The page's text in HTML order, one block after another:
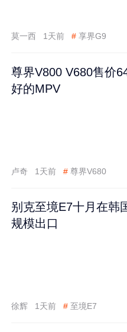
莫一西 1天前 # 享界G9
尊界V800 V680售价
好的MPV
卢奇 1天前 # 尊界V680
别克至境E7十月在韩
规模出口
徐辉 1天前 # 至境E7